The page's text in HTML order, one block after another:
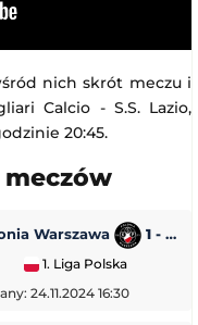
nich skrót meczu i
Calcio - S.S. Lazio,
20:45.
Warszawa 1 - 0
1. Liga Polska
24.11.2024 16:30